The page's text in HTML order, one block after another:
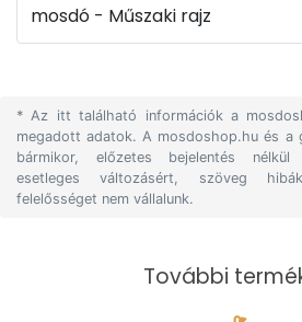
mosdó - Műszaki rajz
* Az itt található információk a
megadott adatok. A mosdoshop.hu és a
bármikor, előzetes bejelentés nélkül
esetleges változásért, szöveg
felelősséget nem vállalunk.
További